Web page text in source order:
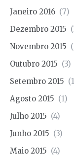
Janeiro 2016 (7)
Dezembro 2015
Novembro 2015
Outubro 2015 (3)
Setembro 2015
Agosto 2015 (1)
Julho 2015 (4)
Junho 2015 (3)
Maio 2015 (4)